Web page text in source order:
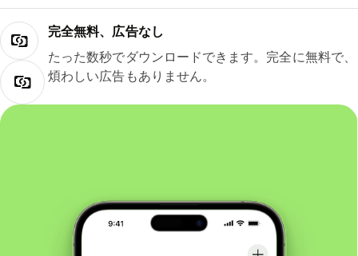
完全無料、広告なし
たった数秒でダウンロードできます。完全に無料で、
煩わしい広告もありません。